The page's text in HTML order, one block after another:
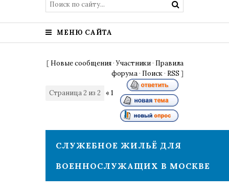
МЕНЮ САЙТА
[ Новые сообщения ·Участники · Правила
форума · Поиск · RSS ]
Страница2 из 2 « 1
СЛУЖЕБНОЕ ЖИЛЬЁ ДЛЯ
ВОЕННОСЛУЖАЩИХ В МОСКВЕ